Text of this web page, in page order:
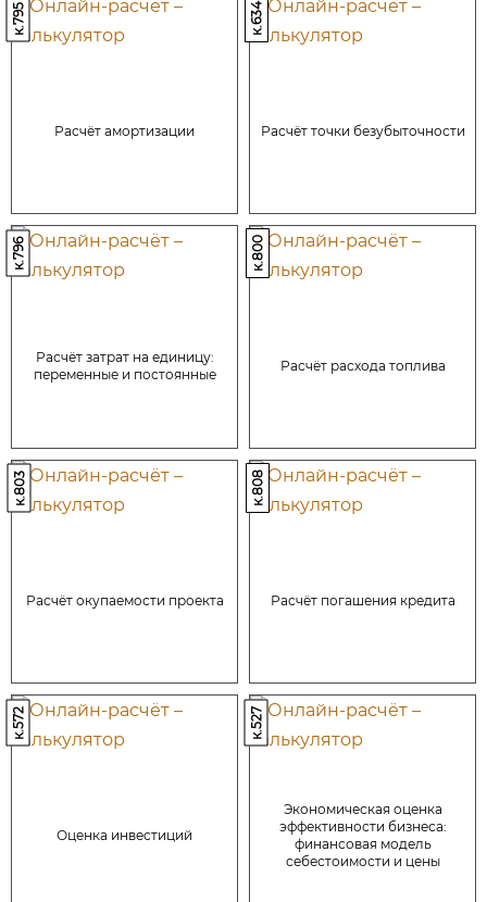
Расчёт амортизации
к.795
Расчёт точки безубыточности
к.634
Расчёт затрат на единицу:
переменные и постоянные
к.796
Расчёт расхода топлива
к.800
Расчёт окупаемости проекта
к.803
Расчёт погашения кредита
к.808
Оценка инвестиций
к.572
Экономическая оценка
эффективности бизнеса:
финансовая модель
себестоимости и цены
к.527